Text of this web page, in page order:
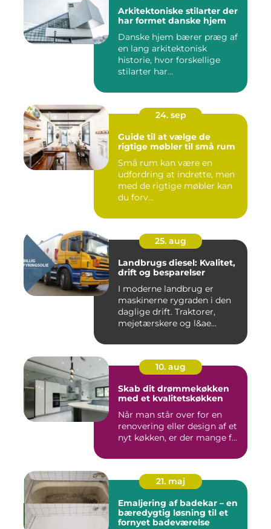
Arkitektoniske stilarter der
har formet danske hjem
Danske hjem bærer præg af
en lang arkitektonisk
historie, hvor forskellige
stilarter har...
24. sep
Guide til at vælge de
rigtige møbler til små rum
Små rum kan være en
udfordring at indrette, men
med de rigtige møbler kan
du forv...
25. aug
Landbrugs diesel: Kvalitet,
drift og besparelser
I moderne landbrug er
maskinerne rygraden i den
daglige drift. Traktorer,
mejetærskere og l&ae...
10. aug
Skab dit drømmekøkken
med et kvalitetskøkken
Når man står over for en
renovering eller design af et
nyt køkken, er der mange f...
21. maj
Emaljering af badekar – en
bæredygtig løsning til et
fornyet badeværelse